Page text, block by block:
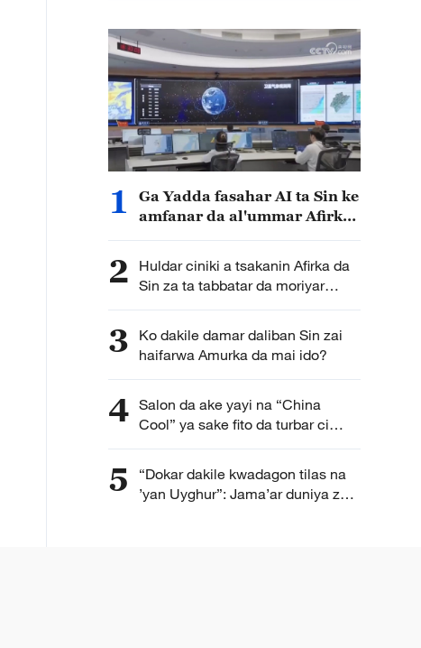
1
Ga Yadda fasahar AI ta Sin ke
amfanar da al'ummar Afirka
2
Huldar ciniki a tsakanin Afirka da
Sin za ta tabbatar da moriyar
junansu
3
Ko dakile damar daliban Sin zai
haifarwa Amurka da mai ido?
4 Salon da ake yayi na “China
Cool” ya sake fito da turbar ci
gaban da kasar Sin ke kai
5
“Dokar dakile kwadagon tilas na
’yan Uyghur”: Jama’ar duniya za